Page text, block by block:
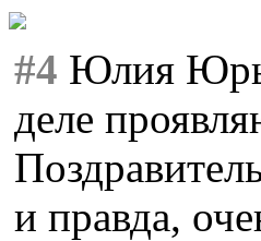
#4 Юлия
деле
и правда,